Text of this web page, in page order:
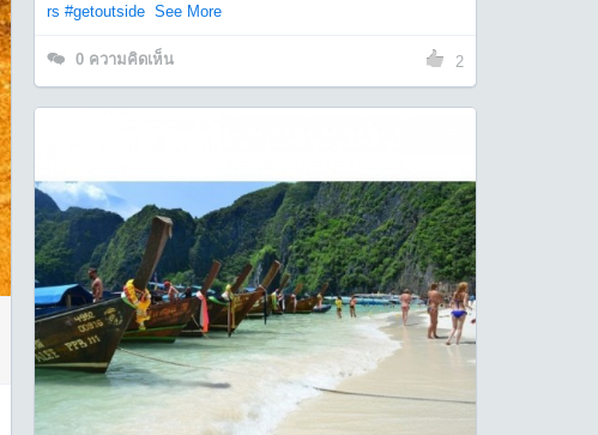
rs #getoutside See More
0 ความคิดเห็น 2